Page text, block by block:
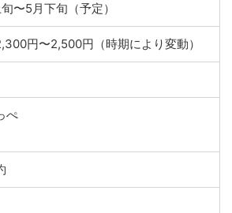
〜5月下旬（予定）
円〜2,500円（時期により変動）
ぺ